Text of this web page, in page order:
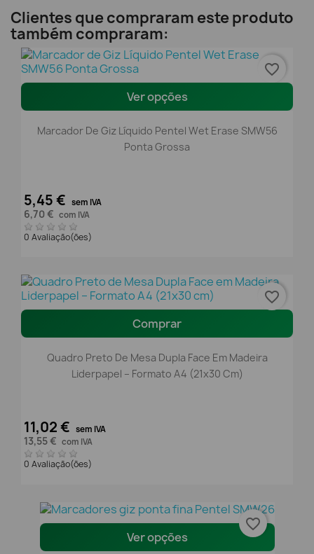
Clientes que compraram este produto
também compraram:
Ver opções
Marcador De Giz Líquido Pentel Wet Erase SMW56
Ponta Grossa
5,45 € sem IVA
6,70 € com IVA
0 Avaliação(ões)
favorite_border
Comprar
Quadro Preto De Mesa Dupla Face Em Madeira
Liderpapel – Formato A4 (21x30 Cm)
11,02 € sem IVA
13,55 € com IVA
0 Avaliação(ões)
favorite_border
Ver opções
favorite_border